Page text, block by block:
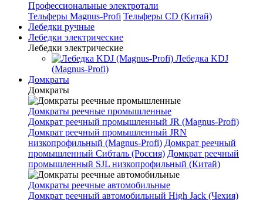
Профессиональные электротали
Тельферы Magnus-Profi Тельферы CD (Китай)
Лебедки ручные
Лебедки электрические
Лебедки электрические
Лебедка KDJ
(Magnus-Profi)
Домкраты
Домкраты
Домкраты реечные промышленные
Домкрат реечный промышленный JR (Magnus-Profi)
Домкрат реечный промышленный JRN
низкопрофильный (Magnus-Profi) Домкрат реечный
промышленный Сибталь (Россия) Домкрат реечный
промышленный SJL низкопрофильный (Китай)
Домкраты реечные автомобильные
Домкрат реечный автомобильный High Jack (Чехия)